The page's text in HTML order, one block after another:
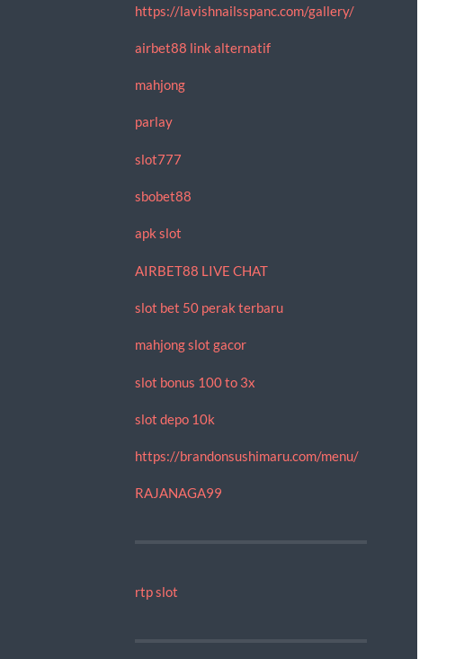
https://lavishnailsspanc.com/gallery/
airbet88 link alternatif
mahjong
parlay
slot777
sbobet88
apk slot
AIRBET88 LIVE CHAT
slot bet 50 perak terbaru
mahjong slot gacor
slot bonus 100 to 3x
slot depo 10k
https://brandonsushimaru.com/menu/
RAJANAGA99
rtp slot